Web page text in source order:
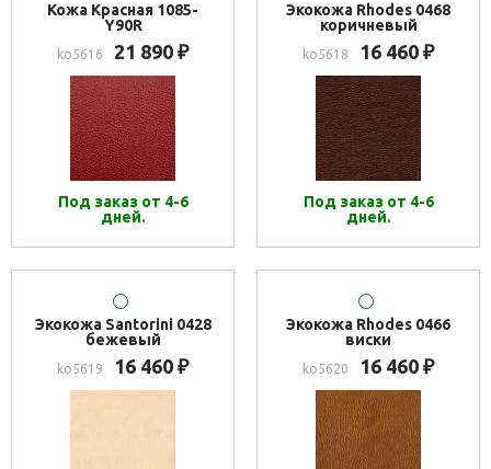
Кожа Красная 1085-
Y90R
ko5616 21 890 ₽
Под заказ от 4-6
дней.
Экокожа Rhodes 0468
коричневый
ko5618 16 460 ₽
Под заказ от 4-6
дней.
Экокожа Santorini 0428
бежевый
ko5619 16 460 ₽
Экокожа Rhodes 0466
виски
ko5620 16 460 ₽